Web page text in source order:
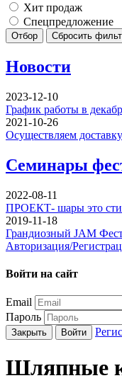
Хит продаж
Спецпредложение
Отбор Сбросить
Новости
2023-12-10
График работы в
2021-10-26
Осуществляем
Семинары
2022-08-11
ПРОЕКТ- шары это
2019-11-18
Грандиозный JAM
Авторизация/
Войти на сайт
Email
Пароль
Закрыть Войти
Шляпные